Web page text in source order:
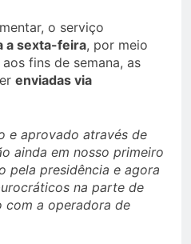
o serviço
a sexta-feira, por meio
aos fins de semana, as
enviadas via
e aprovado através de
ainda em nosso primeiro
pela presidência e agora
na parte de
a operadora de